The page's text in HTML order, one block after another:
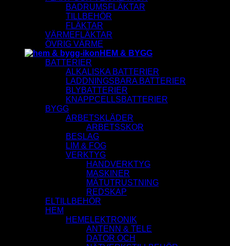
BADRUMSFLÄKTAR
TILLBEHÖR
FLÄKTAR
VÄRMEFLÄKTAR
ÖVRIG VÄRME
HEM & BYGG
BATTERIER
ALKALISKA BATTERIER
LADDNINGSBARA BATTERIER
BLYBATTERIER
KNAPPCELLSBATTERIER
BYGG
ARBETSKLÄDER
ARBETSSKOR
BESLAG
LIM & FOG
VERKTYG
HANDVERKTYG
MASKINER
MÄTUTRUSTNING
REDSKAP
ELTILLBEHÖR
HEM
HEMELEKTRONIK
ANTENN & TELE
DATOR OCH